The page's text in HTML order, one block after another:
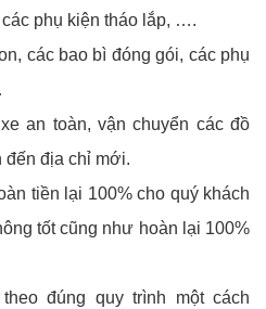
phụ kiện tháo lắp, ….
các bao bì đóng gói, các phụ
an toàn, vận chuyển các đồ
đến địa chỉ mới.
tiền lại 100% cho quý khách
tốt cũng như hoàn lại 100%
đúng quy trình một cách